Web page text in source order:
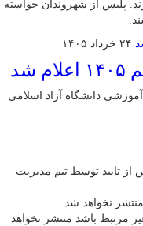
پلیس از شهروندان خواسته
۲۴ خرداد ۱۴۰۵
دانشگاه آزاد اسلامی
تایید توسط تیم مدیریت
نخواهد شد.
مرتبط باشد منتشر نخواهد